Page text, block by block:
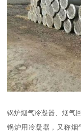
锅炉烟气冷凝器、烟气
锅炉用冷凝器，又称烟